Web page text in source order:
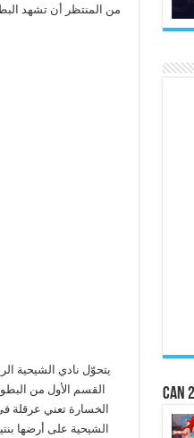
من المنتظر أن تشهد
القسم الأول من
الخسارة تعني عرقلة
CAN